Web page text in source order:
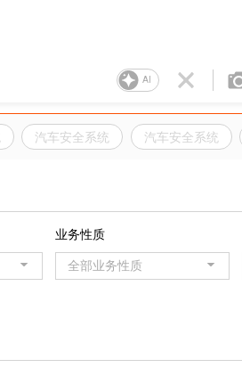
AI
汽车安全系统 汽车安全系统
业务性质
全部业务性质